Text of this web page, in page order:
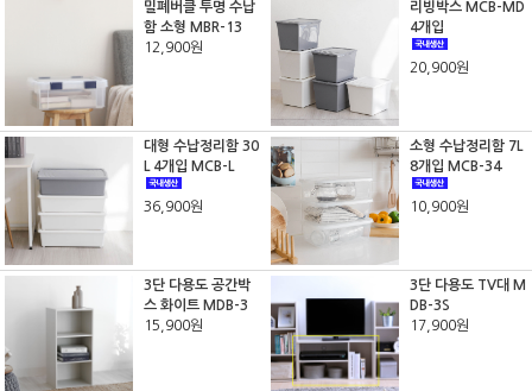
밀폐버클 투명 수납
함 소형 MBR-13
12,900원
리빙박스 MCB-MD
4개입
20,900원
대형 수납정리함 30
L 4개입 MCB-L
36,900원
소형 수납정리함 7L
8개입 MCB-34
10,900원
3단 다용도 공간박
스 화이트 MDB-3
15,900원
3단 다용도 TV대 M
DB-3S
17,900원